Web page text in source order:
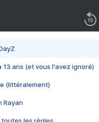
13 ans (et vous l'avez ignoré)
(littéralement)
Rayan